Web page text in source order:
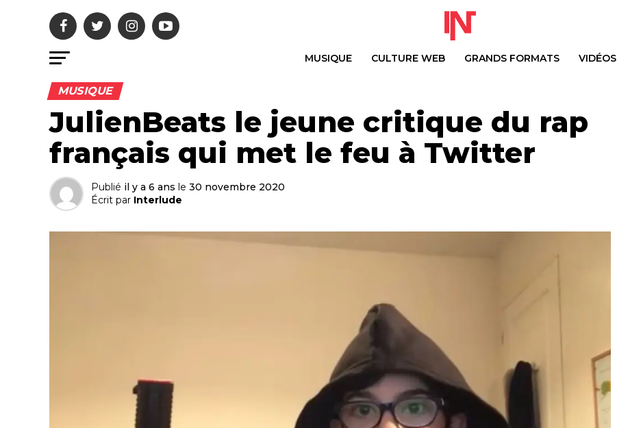
MUSIQUE CULTURE WEB GRANDS FORMATS VIDÉOS
MUSIQUE
JulienBeats le jeune critique du rap
français qui met le feu à Twitter
Publié il y a 6 ans le 30 novembre 2020
Écrit par Interlude